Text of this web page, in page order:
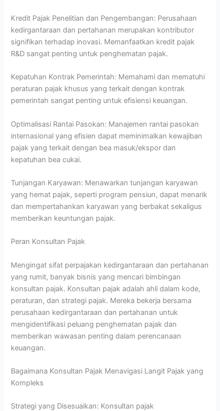
Kredit Pajak Penelitian dan Pengembangan: Perusahaan
kedirgantaraan dan pertahanan merupakan kontributor
signifikan terhadap inovasi. Memanfaatkan kredit pajak
R&D sangat penting untuk penghematan pajak.
Kepatuhan Kontrak Pemerintah: Memahami dan mematuhi
peraturan pajak khusus yang terkait dengan kontrak
pemerintah sangat penting untuk efisiensi keuangan.
Optimalisasi Rantai Pasokan: Manajemen rantai pasokan
internasional yang efisien dapat meminimalkan kewajiban
pajak yang terkait dengan bea masuk/ekspor dan
kepatuhan bea cukai.
Tunjangan Karyawan: Menawarkan tunjangan karyawan
yang hemat pajak, seperti program pensiun, dapat menarik
dan mempertahankan karyawan yang berbakat sekaligus
memberikan keuntungan pajak.
Peran Konsultan Pajak
Mengingat sifat perpajakan kedirgantaraan dan pertahanan
yang rumit, banyak bisnis yang mencari bimbingan
konsultan pajak. Konsultan pajak adalah ahli dalam kode,
peraturan, dan strategi pajak. Mereka bekerja bersama
perusahaan kedirgantaraan dan pertahanan untuk
mengidentifikasi peluang penghematan pajak dan
memberikan wawasan penting dalam perencanaan
keuangan.
Bagaimana Konsultan Pajak Menavigasi Langit Pajak yang
Kompleks
Strategi yang Disesuaikan: Konsultan pajak